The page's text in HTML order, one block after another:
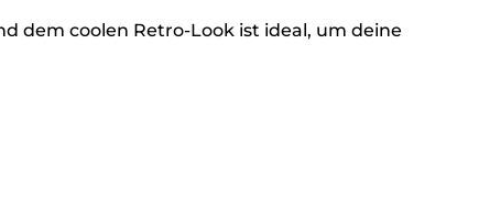
dem coolen Retro-Look ist ideal, um deine